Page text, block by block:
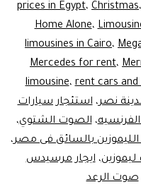
prices in Egypt، Christmas،
Home Alone،
limousines in Cairo،
Mercedes for rent،
limousine،rent cars and
نصر،استئجار سيارات
،الصوت الشتوي،
بالسائق فى مصر،
ليموزين،ايجار مرسيدس
صوت الرعد